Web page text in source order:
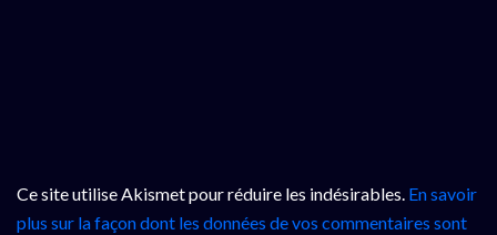
Ce site utilise Akismet pour réduire les indésirables. En savoir
plus sur la façon dont les données de vos commentaires sont